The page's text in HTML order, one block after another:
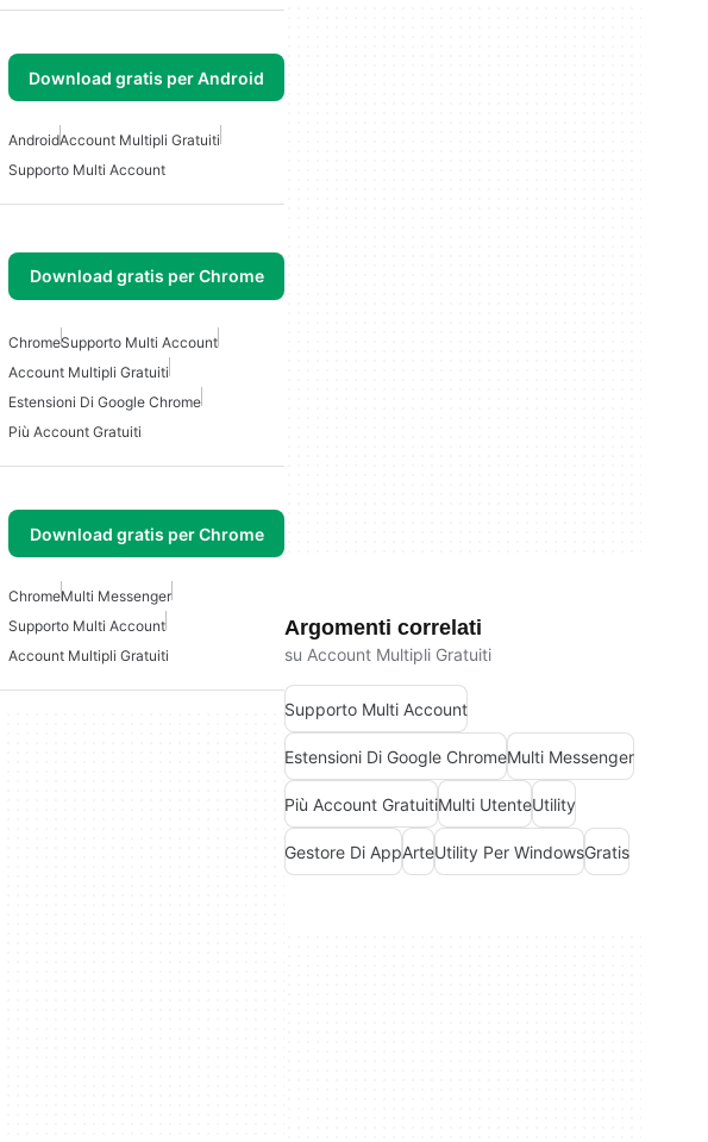
Download gratis per Android
AndroidAccount Multipli Gratuiti
Supporto Multi Account
Download gratis per Chrome
ChromeSupporto Multi Account
Account Multipli Gratuiti
Estensioni Di Google Chrome
Più Account Gratuiti
Download gratis per Chrome
ChromeMulti Messenger
Supporto Multi Account
Account Multipli Gratuiti
Argomenti correlati
su Account Multipli Gratuiti
Supporto Multi Account
Estensioni Di Google ChromeMulti Messenger
Più Account GratuitiMulti UtenteUtility
Gestore Di AppArteUtility Per WindowsGratis